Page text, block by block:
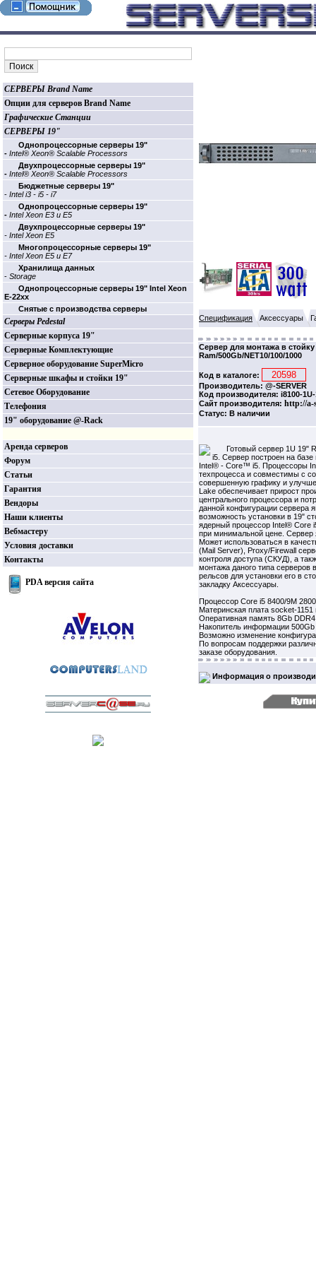
СЕРВЕРЫ Brand Name
Опции для серверов Brand Name
Графические Станции
СЕРВЕРЫ 19"
Однопроцессорные cерверы 19"
- Intel® Xeon® Scalable Processors
Двухпроцессорные cерверы 19"
- Intel® Xeon® Scalable Processors
Бюджетные cерверы 19"
- Intel i3 - i5 - i7
Однопроцессорные cерверы 19"
- Intel Xeon E3 и E5
Двухпроцессорные cерверы 19"
- Intel Xeon E5
Многопроцессорные cерверы 19"
- Intel Xeon E5 и E7
Хранилища данных
- Storage
Однопроцессорные cерверы 19" Intel Xeon
E-22xx
Cнятые с производства серверы
Серверы Pedestal
Серверные корпуса 19"
Серверные Комплектующие
Серверное оборудование SuperMicro
Серверные шкафы и стойки 19"
Сетевое Оборудование
Телефония
19" оборудование @-Rack
Аренда серверов
Форум
Статьи
Гарантия
Вендоры
Наши клиенты
Вебмастеру
Условия доставки
Контакты
PDA версия сайта
Спецификация Аксессуары
Сервер для монтажа в стойку
Ram/500Gb/NET10/100/1000
Код в каталоге:
Производитель: @-SERVER
Код производителя: i8100-
Сайт производителя: http://a-
Статус: В наличии
Готовый сервер 1U 19"
i5. Сервер построен на
Intel® - Core™ i5. Процессоры
техпроцесса и совместимы с
совершенную графику и
Lake обеспечивает прирост
центрального процессора и
данной конфигурации сервера
возможность установки в 19"
ядерный процессор Intel® Core
при минимальной цене.
Может использоваться в
(Mail Server), Proxy/Firewall
контроля доступа (СКУД), а
монтажа даного типа серверов
рельсов для установки его в
закладку Аксессуары.
Процессор Core i5 8400/9M
Материнская плата socket-
Оперативная память 8Gb DDR4
Накопитель информации 500Gb
Возможно изменение
По вопросам поддержки
заказе оборудования.
Информация о